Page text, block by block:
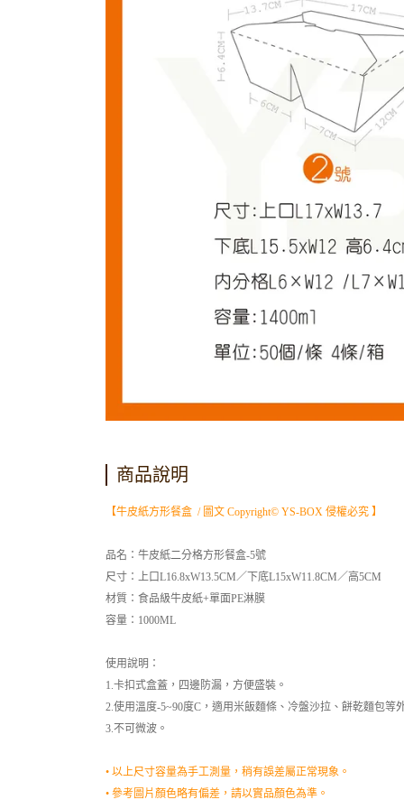
商品說明
【牛皮紙方形餐盒 / 圖文 Copyright© YS-BOX 侵權必究 】
品名：牛皮紙二分格方形餐盒-5號
尺寸：上口L16.8xW13.5CM／下底L15xW11.8CM／高5CM
材質：食品級牛皮紙+單面PE淋膜
容量：1000ML
使用說明：
1.卡扣式盒蓋，四邊防漏，方便盛裝。
2.使用溫度-5~90度C，適用米飯麵條、冷盤沙拉、餅乾麵包等
3.不可微波。
• 以上尺寸容量為手工測量，稍有誤差屬正常現象。
• 參考圖片顏色略有偏差，請以實品顏色為準。